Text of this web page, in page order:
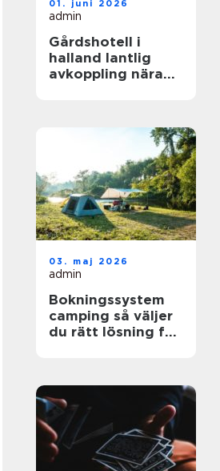
01. juni 2026
admin
Gårdshotell i
halland lantlig
avkoppling nära
03. maj 2026
admin
Bokningssystem
camping så väljer
du rätt lösning för